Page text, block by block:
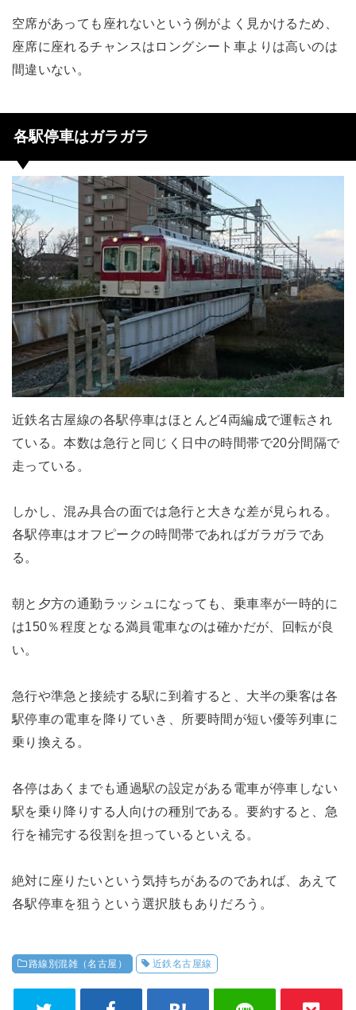
空席があっても座れないという例がよく見かけるため、
座席に座れるチャンスはロングシート車よりは高いのは
間違いない。
各駅停車はガラガラ
近鉄名古屋線の各駅停車はほとんど4両編成で運転され
ている。本数は急行と同じく日中の時間帯で20分間隔で
走っている。
しかし、混み具合の面では急行と大きな差が見られる。
各駅停車はオフピークの時間帯であればガラガラであ
る。
朝と夕方の通勤ラッシュになっても、乗車率が一時的に
は150％程度となる満員電車なのは確かだが、回転が良
い。
急行や準急と接続する駅に到着すると、大半の乗客は各
駅停車の電車を降りていき、所要時間が短い優等列車に
乗り換える。
各停はあくまでも通過駅の設定がある電車が停車しない
駅を乗り降りする人向けの種別である。要約すると、急
行を補完する役割を担っているといえる。
絶対に座りたいという気持ちがあるのであれば、あえて
各駅停車を狙うという選択肢もありだろう。
路線別混雑（名古屋） 近鉄名古屋線